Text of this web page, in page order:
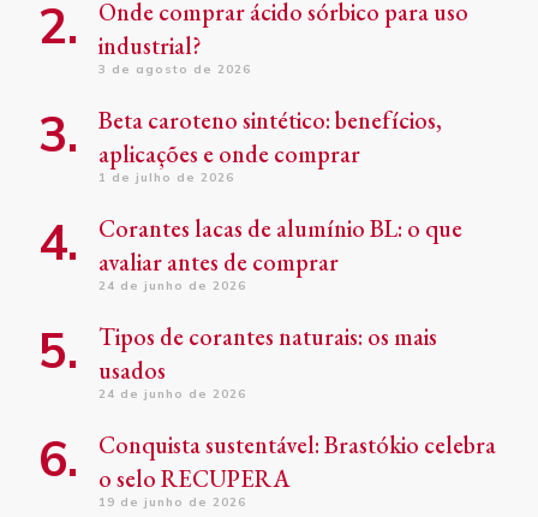
Onde comprar ácido sórbico para uso
industrial?
3 de agosto de 2026
Beta caroteno sintético: benefícios,
aplicações e onde comprar
1 de julho de 2026
Corantes lacas de alumínio BL: o que
avaliar antes de comprar
24 de junho de 2026
Tipos de corantes naturais: os mais
usados
24 de junho de 2026
Conquista sustentável: Brastókio celebra
o selo RECUPERA
19 de junho de 2026